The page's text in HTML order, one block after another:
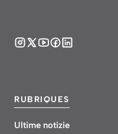
RUBRIQUES
Ultime notizie